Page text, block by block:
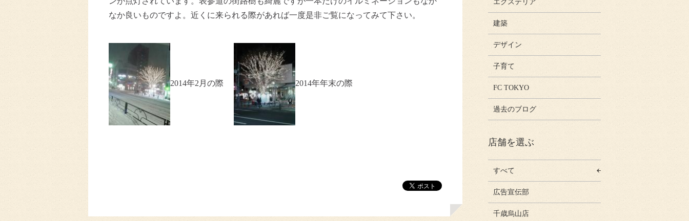
なか良いものですよ。近くに来られる際があれば一度是非ご覧になってみて下さい。
2014年2月の際 2014年年末の際
エクステリア
建築
デザイン
子育て
FC TOKYO
過去のブログ
店舗を選ぶ
すべて
広告宣伝部
千歳烏山店